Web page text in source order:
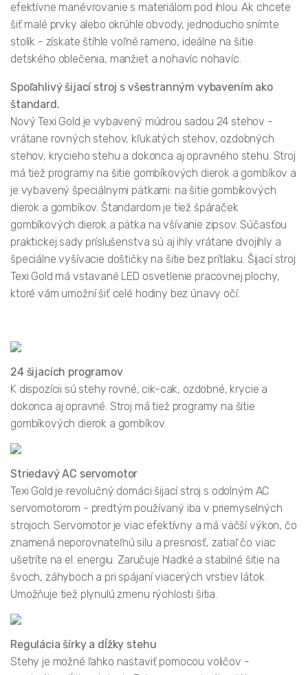
efektívne manévrovanie s materiálom pod ihlou. Ak chcete
šiť malé prvky alebo okrúhle obvody, jednoducho snímte
stolík - získate štíhle voľné rameno, ideálne na šitie
detského oblečenia, manžiet a nohavíc nohavíc.
Spoľahlivý šijací stroj s všestranným vybavením ako
štandard.
Nový Texi Gold je vybavený múdrou sadou 24 stehov -
vrátane rovných stehov, kľukatých stehov, ozdobných
stehov, krycieho stehu a dokonca aj opravného stehu. Stroj
má tiež programy na šitie gombíkových dierok a gombíkov a
je vybavený špeciálnymi pätkami: na šitie gombíkových
dierok a gombíkov. Štandardom je tiež špáraček
gombíkových dierok a pätka na všívanie zipsov. Súčasťou
praktickej sady príslušenstva sú aj ihly vrátane dvojihly a
špeciálne vyšívacie doštičky na šitie bez prítlaku. Šijací stroj
Texi Gold má vstavané LED osvetlenie pracovnej plochy,
ktoré vám umožní šiť celé hodiny bez únavy očí.
24 šijacích programov
K dispozícii sú stehy rovné, cik-cak, ozdobné, krycie a
dokonca aj opravné. Stroj má tiež programy na šitie
gombíkových dierok a gombíkov.
Striedavý AC servomotor
Texi Gold je revolučný domáci šijací stroj s odolným AC
servomotorom - predtým používaný iba v priemyselných
strojoch. Servomotor je viac efektívny a má väčší výkon, čo
znamená neporovnateľnú silu a presnosť, zatiaľ čo viac
ušetríte na el. energiu. Zaručuje hladké a stabilné šitie na
švoch, záhyboch a pri spájaní viacerých vrstiev látok.
Umožňuje tiež plynulú zmenu rýchlosti šitia.
Regulácia šírky a dĺžky stehu
Stehy je možné ľahko nastaviť pomocou voličov -